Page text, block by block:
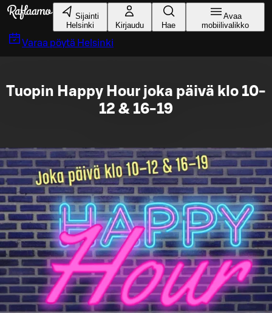
Siirry pääsisältöön
Sijainti
Helsinki
Kirjaudu Hae
Avaa
mobiilivalikko
Varaa pöytä Helsinki
Tuopin Happy Hour joka päivä klo 10-
12 & 16-19